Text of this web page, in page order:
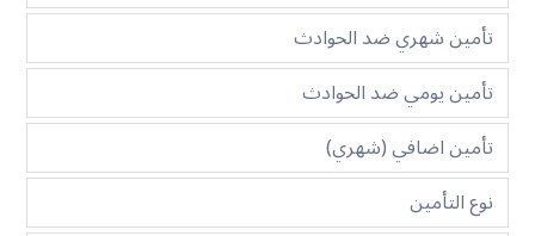
تأمين شهري ضد الحوادث
تأمين يومي ضد الحوادث
تأمين اضافي (شهري)
نوع التأمين